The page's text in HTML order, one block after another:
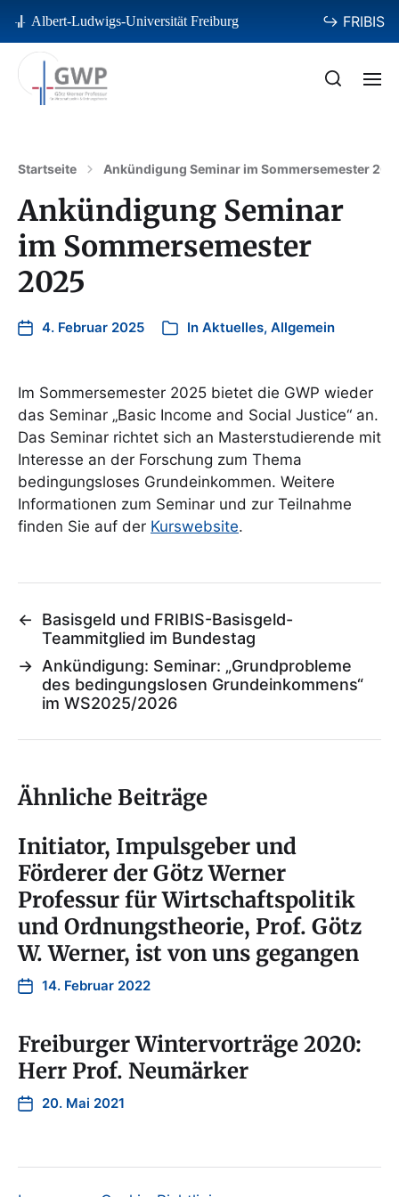
Albert-Ludwigs-Universität Freiburg ↪ FRIBIS
Startseite Ankündigung Seminar im Sommersemester
Ankündigung Seminar
im Sommersemester
2025
4. Februar 2025 In Aktuelles, Allgemein
Im Sommersemester 2025 bietet die GWP wieder
das Seminar „Basic Income and Social Justice“ an.
Das Seminar richtet sich an Masterstudierende mit
Interesse an der Forschung zum Thema
bedingungsloses Grundeinkommen. Weitere
Informationen zum Seminar und zur Teilnahme
finden Sie auf der Kurswebsite.
←
Basisgeld und FRIBIS-Basisgeld-
Teammitglied im Bundestag
→ Ankündigung: Seminar: „Grundprobleme
des bedingungslosen Grundeinkommens“
im WS2025/2026
Ähnliche Beiträge
Initiator, Impulsgeber und
Förderer der Götz Werner
Professur für Wirtschaftspolitik
und Ordnungstheorie, Prof. Götz
W. Werner, ist von uns gegangen
14. Februar 2022
Freiburger Wintervorträge 2020:
Herr Prof. Neumärker
20. Mai 2021